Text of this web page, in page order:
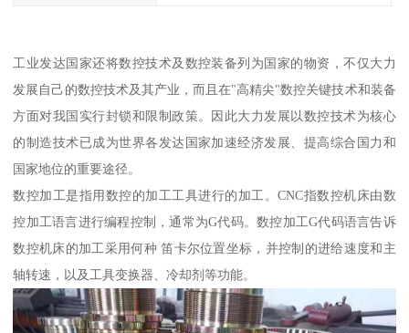
工业发达国家还将数控技术及数控装备列为国家的物资，不仅大力
发展自己的数控技术及其产业，而且在"高精尖"数控关键技术和装备
方面对我国实行封锁和限制政策。因此大力发展以数控技术为核心
的制造技术已成为世界各发达国家加速经济发展、提高综合国力和
国家地位的重要途径。
数控加工是指用数控的加工工具进行的加工。CNC指数控机床由数
控加工语言进行编程控制，通常为G代码。数控加工G代码语言告诉
数控机床的加工采用何种 笛卡尔位置坐标，并控制的进给速度和主
轴转速，以及工具变换器、冷却剂等功能。